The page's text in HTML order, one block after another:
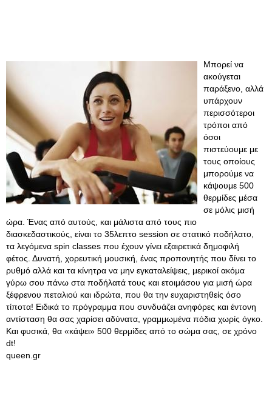
Μπορεί να
ακούγεται
παράξενο, αλλά
υπάρχουν
περισσότεροι
τρόποι από
όσοι
πιστεύουμε με
τους οποίους
μπορούμε να
κάψουμε 500
θερμίδες μέσα
σε μόλις μισή
ώρα. Ένας από αυτούς, και μάλιστα από τους πιο
διασκεδαστικούς, είναι το 35λεπτο session σε στατικό ποδήλατο,
τα λεγόμενα spin classes που έχουν γίνει εξαιρετικά δημοφιλή
φέτος. Δυνατή, χορευτική μουσική, ένας προπονητής που δίνει το
ρυθμό αλλά και τα κίνητρα να μην εγκαταλείψεις, μερικοί ακόμα
γύρω σου πάνω στα ποδήλατά τους και ετοιμάσου για μισή ώρα
ξέφρενου πεταλιού και ιδρώτα, που θα την ευχαριστηθείς όσο
τίποτα! Ειδικά το πρόγραμμα που συνδυάζει ανηφόρες και έντονη
αντίσταση θα σας χαρίσει αδύνατα, γραμμωμένα πόδια χωρίς όγκο.
Και φυσικά, θα «κάψει» 500 θερμίδες από το σώμα σας, σε χρόνο
dt!
queen.gr